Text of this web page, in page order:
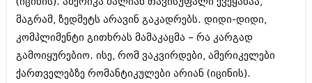
ნოემბერი 2013 (279)
ოქტომბერი 2013 (256)
სექტემბერი 2013 (368)
აგვისტო 2013 (89)
ივლისი 2013 (182)
ივნისი 2013 (212)
მაგრამ, ზედმეტს არავინ გაკადრებს. დიდი-დიდი,
კომპლიმენტი გითხრას მამაკაცმა – რა კარგად
გამოიყურებიო. ისე, რომ ვაკვირდები, ამერიკელები
ქართველებზე რომანტიკულები არიან (იცინის).